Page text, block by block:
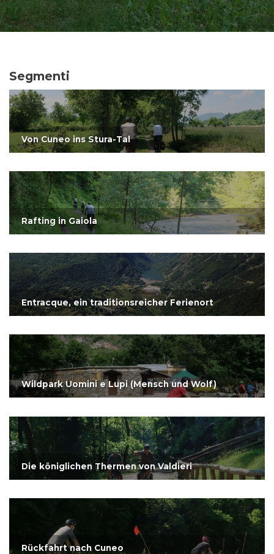
Segmenti
Von Cuneo ins Stura-Tal
Rafting in Gaiola
Entracque, ein traditionsreicher Ferienort
Wildpark Uomini e Lupi (Mensch und Wolf)
Die königlichen Thermen von Valdieri
Rückfahrt nach Cuneo